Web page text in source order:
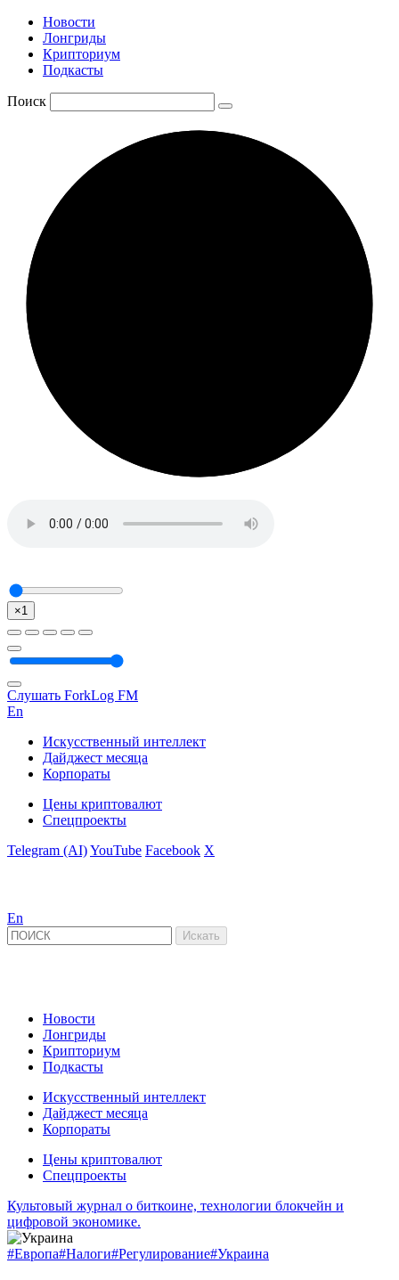
Новости
Лонгриды
Крипториум
Подкасты
Поиск
×1
Слушать ForkLog FM
En
Искусственный интеллект
Дайджест месяца
Корпораты
Цены криптовалют
Спецпроекты
Telegram (AI)YouTube Facebook X
En
Новости
Лонгриды
Крипториум
Подкасты
Искусственный интеллект
Дайджест месяца
Корпораты
Цены криптовалют
Спецпроекты
Культовый журнал о биткоине, технологии блокчейн и
цифровой экономике.
#Европа#Налоги#Регулирование#Украина